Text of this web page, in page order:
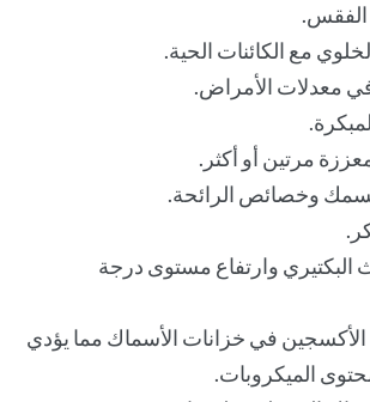
مع الكائنات الحية.
معدلات الأمراض.
مرتين أو أكثر.
وخصائص الرائحة.
البكتيري وارتفاع مستوى درجة
الأكسجين في خزانات الأسماك مما يؤدي
الميكروبات.